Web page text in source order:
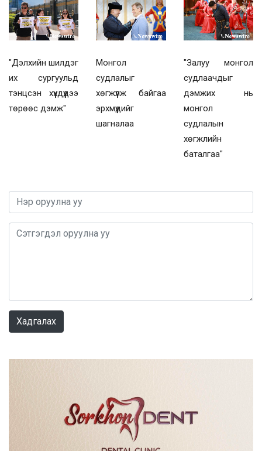
"Дэлхийн шилдэг
их сургуульд
тэнцсэн хүүхдүүдээ
төрөөс дэмж"
Монгол
судлалыг
хөгжүүлж байгаа
эрхмүүдийг
шагналаа
"Залуу монгол
судлаачдыг
дэмжих нь
монгол
судлалын
хөгжлийн
баталгаа"
Хадгалах